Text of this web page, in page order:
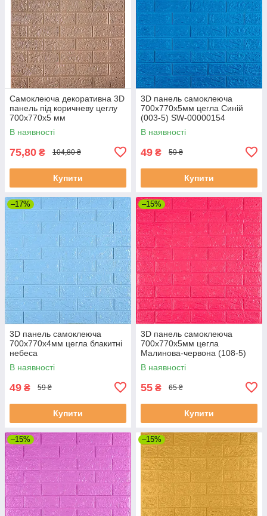
Самоклеюча декоративна 3D
панель під коричневу цеглу
700x770x5 мм
В наявності
75,80 ₴ 104,80 ₴
Купити
3D панель самоклеюча
700х770х5мм цегла Синій
(003-5) SW-00000154
В наявності
49 ₴ 59 ₴
Купити
–17%
3D панель самоклеюча
700х770х4мм цегла блакитні
небеса
В наявності
49 ₴ 59 ₴
Купити
–15%
3D панель самоклеюча
700х770х5мм цегла
Малинова-червона (108-5)
SW-00001364
В наявності
55 ₴ 65 ₴
Купити
–15% –15%